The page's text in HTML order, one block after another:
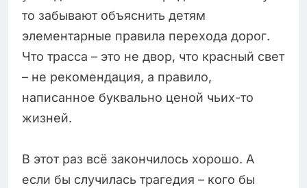
то забывают объяснить детям
элементарные правила перехода дорог.
Что трасса – это не двор, что красный свет
– не рекомендация, а правило,
написанное буквально ценой чьих-то
жизней.
В этот раз всё закончилось хорошо. А
если бы случилась трагедия – кого бы